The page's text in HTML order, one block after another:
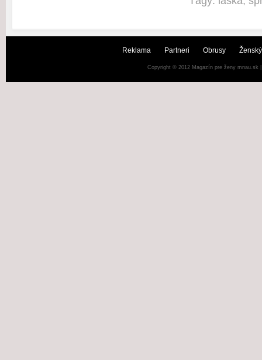
Reklama Partneri Obrusy
Copyright © 2012 Magazín pre ženy mnau.sk